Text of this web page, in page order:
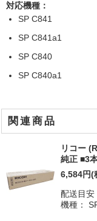
対応機種：
SP C841
SP C841a1
SP C840
SP C840a1
関連商品
リコー
純正 ■3
6,584円(
配送目安
機種：